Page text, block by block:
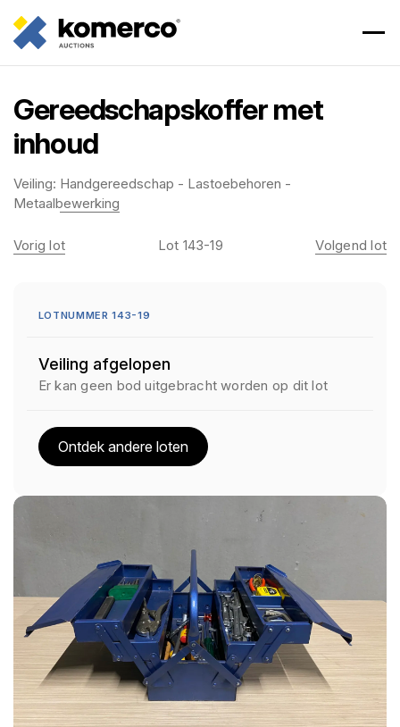
Gereedschapskoffer met
inhoud
Veiling: Handgereedschap - Lastoebehoren -
Metaalbewerking
Vorig lot Lot 143-19 Volgend lot
LOTNUMMER 143-19
Veiling afgelopen
Er kan geen bod uitgebracht worden op dit lot
Ontdek andere loten